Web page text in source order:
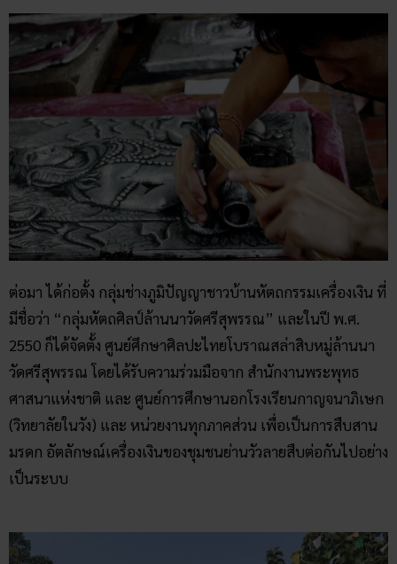
ต่อมา ได้ก่อตั้ง กลุ่มช่างภูมิปัญญาชาวบ้านหัตถกรรมเครื่องเงิน ที่
มีชื่อว่า “กลุ่มหัตถศิลป์ล้านนาวัดศรีสุพรรณ” และในปี พ.ศ.
2550 ก็ได้จัดตั้ง ศูนย์ศึกษาศิลปะไทยโบราณสล่าสิบหมู่ล้านนา
วัดศรีสุพรรณ โดยได้รับความร่วมมือจาก สำนักงานพระพุทธ
ศาสนาแห่งชาติ และ ศูนย์การศึกษานอกโรงเรียนกาญจนาภิเษก
(วิทยาลัยในวัง) และ หน่วยงานทุกภาคส่วน เพื่อเป็นการสืบสาน
มรดก อัตลักษณ์เครื่องเงินของชุมชนย่านวัวลายสืบต่อกันไปอย่าง
เป็นระบบ